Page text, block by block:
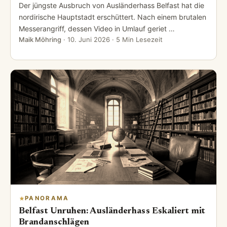
Der jüngste Ausbruch von Ausländerhass Belfast hat die
nordirische Hauptstadt erschüttert. Nach einem brutalen
Messerangriff, dessen Video in Umlauf geriet …
Maik Möhring · 10. Juni 2026 · 5 Min Lesezeit
PANORAMA
Belfast Unruhen: Ausländerhass Eskaliert mit
Brandanschlägen